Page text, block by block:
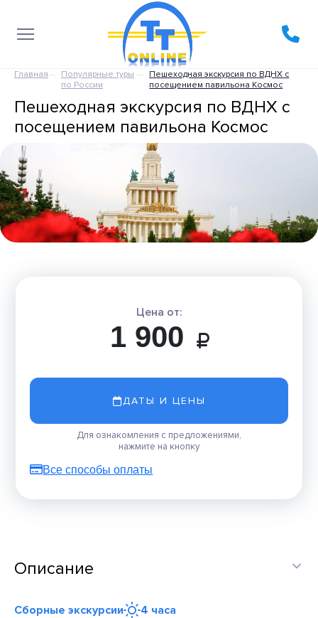
Главная
Популярные туры
по России
Пешеходная экскурсия по ВДНХ с
посещением павильона Космос
Пешеходная экскурсия по ВДНХ с
посещением павильона Космос
Цена от:
1 900
ДАТЫ И ЦЕНЫ
Для ознакомления с предложениями,
нажмите на кнопку
Все способы оплаты
Описание
Сборные экскурсии
4 часа